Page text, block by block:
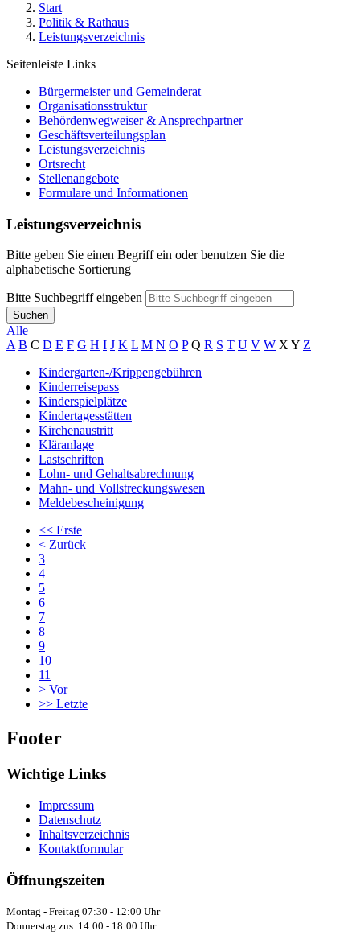
Start
Politik & Rathaus
Leistungsverzeichnis
Seitenleiste Links
Bürgermeister und Gemeinderat
Organisationsstruktur
Behördenwegweiser & Ansprechpartner
Geschäftsverteilungsplan
Leistungsverzeichnis
Ortsrecht
Stellenangebote
Formulare und Informationen
Leistungsverzeichnis
Bitte geben Sie einen Begriff ein oder benutzen Sie die
alphabetische Sortierung
Bitte Suchbegriff eingeben
Suchen
Alle
A B C D E F G H I J K L M N O P Q R S T U V W XY Z
Kindergarten-/Krippengebühren
Kinderreisepass
Kinderspielplätze
Kindertagesstätten
Kirchenaustritt
Kläranlage
Lastschriften
Lohn- und Gehaltsabrechnung
Mahn- und Vollstreckungswesen
Meldebescheinigung
<< Erste
< Zurück
3
4
5
6
7
8
9
10
11
> Vor
>> Letzte
Footer
Wichtige Links
Impressum
Datenschutz
Inhaltsverzeichnis
Kontaktformular
Öffnungszeiten
Montag - Freitag 07:30 - 12:00 Uhr
Donnerstag zus. 14:00 - 18:00 Uhr